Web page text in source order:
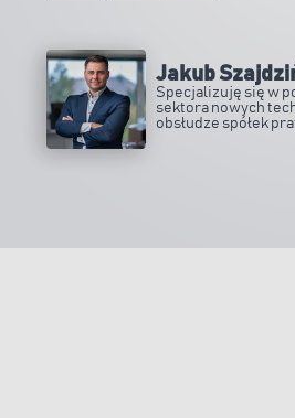
Jakub
Specjalizuję się w
sektora nowych
obsłudze spółek